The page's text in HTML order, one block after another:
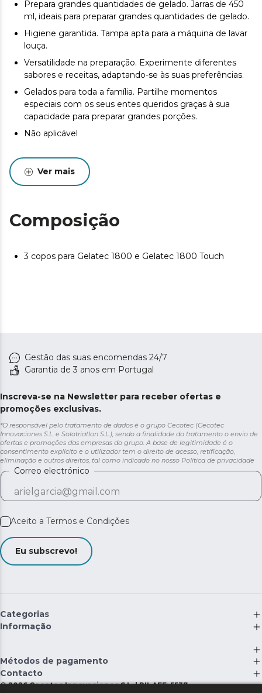
Prepara grandes quantidades de gelado. Jarras de 450
ml, ideais para preparar grandes quantidades de gelado.
Higiene garantida. Tampa apta para a máquina de lavar
louça.
Versatilidade na preparação. Experimente diferentes
sabores e receitas, adaptando-se às suas preferências.
Gelados para toda a família. Partilhe momentos
especiais com os seus entes queridos graças à sua
capacidade para preparar grandes porções.
Não aplicável
Ver mais
Composição
3 copos para Gelatec 1800 e Gelatec 1800 Touch
Gestão das suas encomendas 24/7
Garantia de 3 anos em Portugal
Inscreva-se na Newsletter para receber ofertas e
promoções exclusivas.
*O responsável pelo tratamento de dados é o grupo Cecotec (Cecotec
Innovaciones S.L. e Solotriatlon S.L.), sendo a finalidade do tratamento o envio de
ofertas e promoções das empresas do grupo. A base de legitimidade é o
consentimento explícito e o utilizador tem o direito de acesso, retificação,
eliminação e outros direitos, tal como indicado no nosso Política de privacidade
Correo electrónico
Aceito a Termos e Condições
Eu subscrevo!
Categorias
Informação
Métodos de pagamento
Contacto
©2026 Cecotec Innovaciones S.L. | RII-AEE: 5537